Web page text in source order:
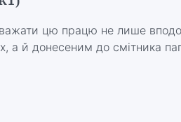
цю працю не лише
а й донесеним до смітника